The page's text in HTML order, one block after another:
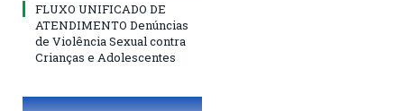
FLUXO UNIFICADO DE
ATENDIMENTO Denúncias
de Violência Sexual contra
Crianças e Adolescentes